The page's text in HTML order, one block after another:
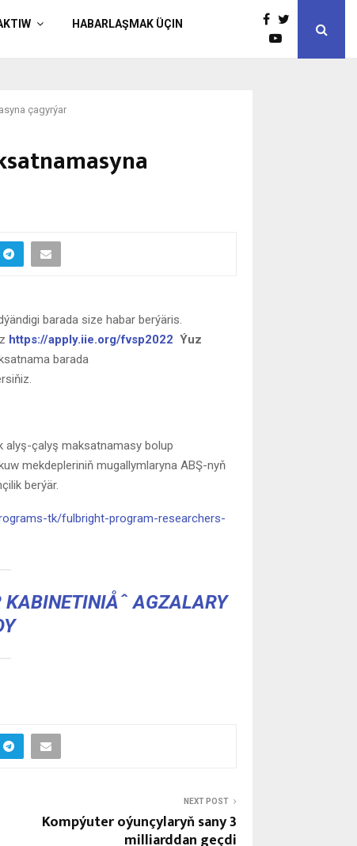
HABARLAŞMAK ÜÇIN
çagyrýar
barada size habar berýäris.
https://apply.iie.org/fvsp2022 Ýuz
barada
alyş-çalyş maksatnamasy bolup
mekdepleriniň mugallymlaryna ABŞ-nyň
berýär.
tk/fulbright-program-researchers-
KABINETINIÅˆ AGZALARY
NEXT POST
Kompýuter oýunçylaryň sany 3
milliarddan geçdi